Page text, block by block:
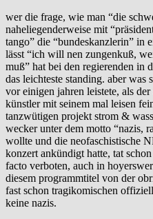
wer die frage, wie man “die
naheliegenderweise mit
tango” die “bundeskanzlerin” in
lässt “ich will nen zungenkuß,
muß” hat bei den regierenden in
das leichteste standing. aber was
vor einigen jahren leistete, als
künstler mit seinem mal leisen
tanzwütigen projekt strom &
wecker unter dem motto “nazis,
wollte und die neofaschistische
konzert ankündigt hatte, tat
facto verboten, auch in
diesem programmtitel von der
fast schon tragikomischen
keine nazis.